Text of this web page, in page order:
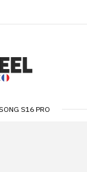
S16 PRO